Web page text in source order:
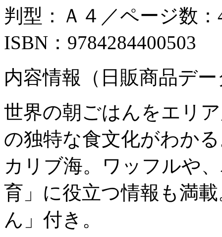
判型：Ａ４／ページ数：
ISBN：9784284400503
内容情報（日販商品デ
世界の朝ごはんをエリ
の独特な食文化がわか
カリブ海。ワッフルや
育」に役立つ情報も満
ん」付き。